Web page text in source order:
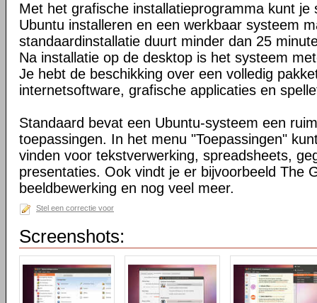
Met het grafische installatieprogramma kunt je
Ubuntu installeren en een werkbaar systeem
standaardinstallatie duurt minder dan 25
Na installatie op de desktop is het systeem
Je hebt de beschikking over een volledig
internetsoftware, grafische applicaties en
Standaard bevat een Ubuntu-systeem een
toepassingen. In het menu "Toepassingen"
vinden voor tekstverwerking, spreadsheets,
presentaties. Ook vindt je er bijvoorbeeld The
beeldbewerking en nog veel meer.
Stel een correctie voor
Screenshots: